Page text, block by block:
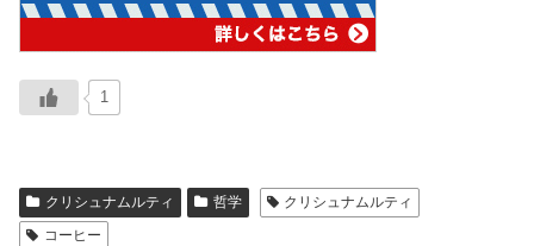
1
クリシュナムルティ 哲学
クリシュナムルティ
コーヒー